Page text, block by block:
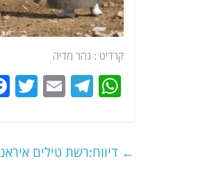
קרדיט : נהר מדיה
W
s
T
g
E
l
T
← דיווח:רשת טילים